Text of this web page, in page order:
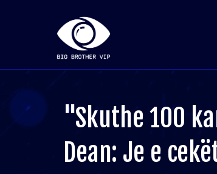
"Skuthe 100
Dean: Je e